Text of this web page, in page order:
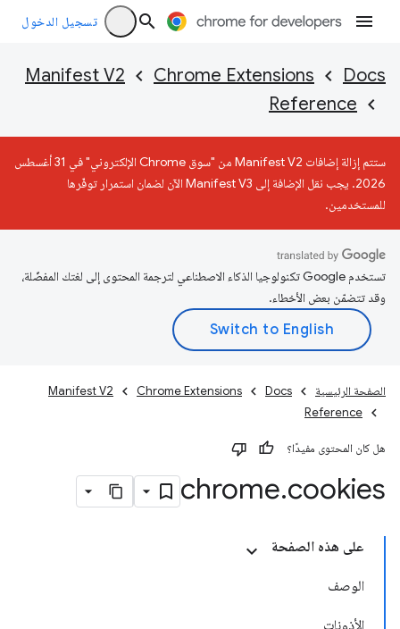
تسجيل الدخول
Docs
Chrome Extensions
Manifest V2
Reference
ستتم إزالة إضافات Manifest V2 من "سوق Chrome الإلكتروني" في 31 أغسطس
2026. يجب نقل الإضافة إلى Manifest V3 الآن لضمان استمرار توفّرها
للمستخدمين.
تستخدم Google تكنولوجيا الذكاء الاصطناعي لترجمة المحتوى إلى لغتك المفضّلة،
وقد تتضمّن بعض الأخطاء.
الصفحة الرئيسية Docs
Chrome Extensions
Manifest V2
Reference
هل كان المحتوى مفيدًا؟
chrome.cookies
على هذه الصفحة
الوصف
الأذونات